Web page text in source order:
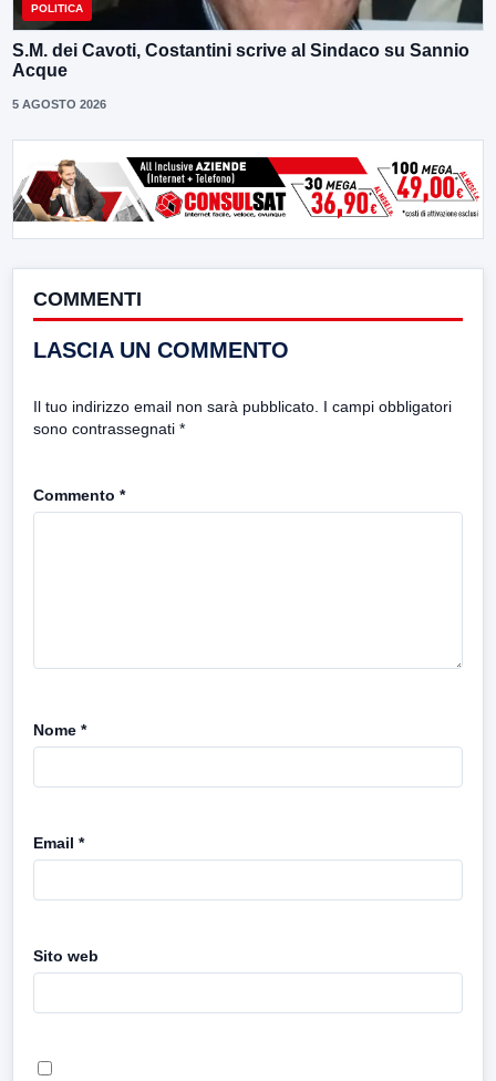
POLITICA
S.M. dei Cavoti, Costantini scrive al Sindaco su Sannio
Acque
5 AGOSTO 2026
COMMENTI
LASCIA UN COMMENTO
Il tuo indirizzo email non sarà pubblicato. I campi obbligatori
sono contrassegnati *
Commento *
Nome *
Email *
Sito web